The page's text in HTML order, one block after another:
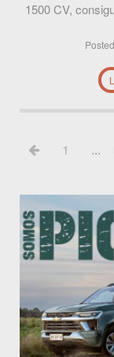
1500 CV,
1 ...